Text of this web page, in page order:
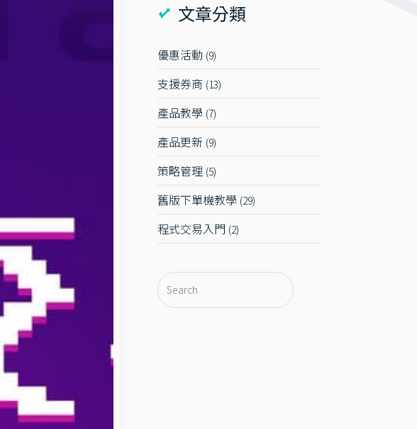
文章分類
優惠活動 9
支援券商 13
產品教學 7
產品更新 9
策略管理 5
舊版下單機教學 29
程式交易入門 2